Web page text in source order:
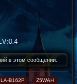
в этом сообщении.
LA-B162P Z5WAH